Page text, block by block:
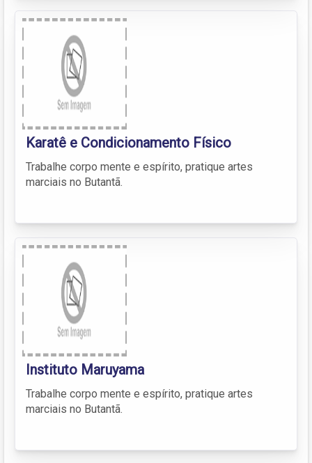
Karatê e Condicionamento Físico
Trabalhe corpo mente e espírito, pratique artes
marciais no Butantã.
Instituto Maruyama
Trabalhe corpo mente e espírito, pratique artes
marciais no Butantã.